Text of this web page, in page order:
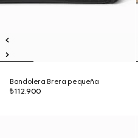
Bandolera Brera pequeña
₺112.900